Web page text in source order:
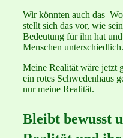
Wir könnten auch das
stellt sich das vor, wie
Bedeutung für ihn hat
Menschen unterschiedlich.
Meine Realität wäre jetzt
ein rotes Schwedenhaus
nur meine Realität.
Bleibt bewusst